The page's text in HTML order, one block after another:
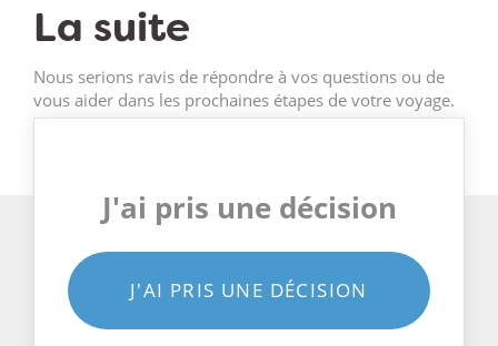
La suite
Nous serions ravis de répondre à vos questions ou de
vous aider dans les prochaines étapes de votre voyage.
J'ai pris une décision
J'AI PRIS UNE DÉCISION